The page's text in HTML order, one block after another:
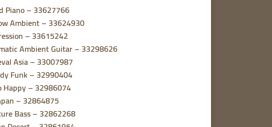
Piano – 33627766
Ambient – 33624930
– 33615242
Ambient Guitar – 33298626
Asia – 33007987
Funk – 32990404
Happy – 32986074
– 32864875
Bass – 32862268